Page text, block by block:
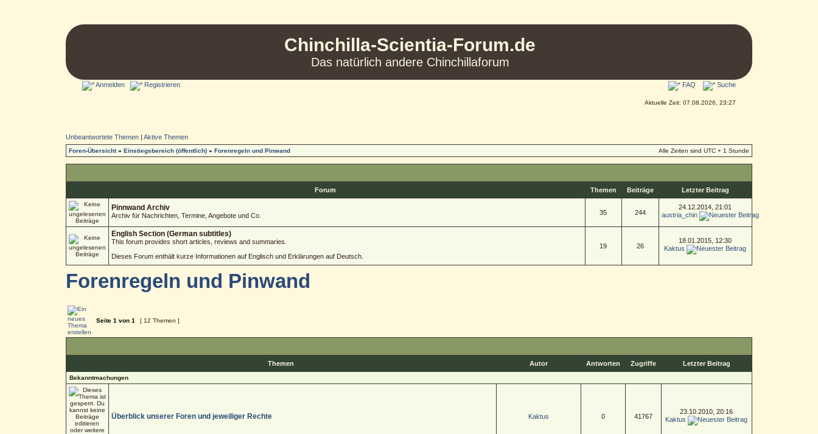
Chinchilla-Scientia-Forum.de
Das natürlich andere Chinchillaforum
Anmelden Registrieren FAQ Suche
Aktuelle Zeit: 07.08.2026, 23:27
Unbeantwortete Themen| Aktive Themen
Foren-Übersicht» Einstiegsbereich (öffentlich)» Forenregeln und Pinwand Alle Zeiten sind UTC + 1 Stunde
Forum Themen Beiträge Letzter Beitrag
Pinnwand Archiv
Archiv für Nachrichten, Termine, Angebote und Co. 35 244
24.12.2014, 21:01
austria_chin
English Section (German subtitles)
This forum provides short articles, reviews and summaries.
Dieses Forum enthält kurze Informationen auf Englisch und Erklärungen auf Deutsch.
19 26
18.01.2015, 12:30
Kaktus
Forenregeln und Pinwand
Seite 1 von 1 [ 12 Themen ]
Themen Autor Antworten Zugriffe Letzter Beitrag
Bekanntmachungen
Überblick unserer Foren und jeweiliger Rechte Kaktus 0 41767
23.10.2010, 20:16
Kaktus